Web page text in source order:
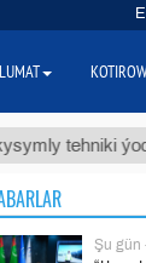
ýody (t.)
Şu gün